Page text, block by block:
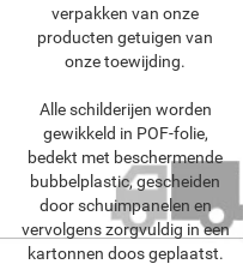
verpakken van onze
producten getuigen van
onze toewijding.
Alle schilderijen worden
gewikkeld in POF-folie,
bedekt met beschermende
bubbelplastic, gescheiden
door schuimpanelen en
vervolgens zorgvuldig in een
kartonnen doos geplaatst.